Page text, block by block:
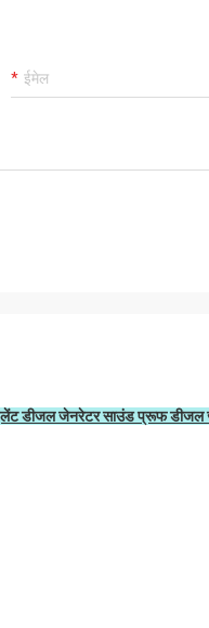
डीजल जेनरेटर साउंड प्रूफ डीजल